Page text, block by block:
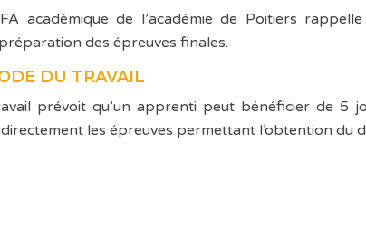
académique de l’académie de Poitiers
des épreuves finales.
DU TRAVAIL
prévoit qu’un apprenti peut bénéficier de 5
les épreuves permettant l’obtention du